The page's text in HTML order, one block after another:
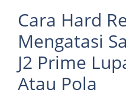
Cara Hard
Mengatasi
J2 Prime
Atau Pola